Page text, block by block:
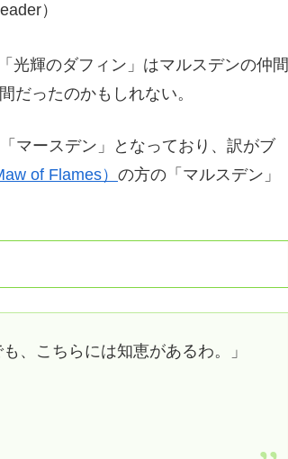
）
光輝のダフィン」はマルスデンの仲間
だったのかもしれない。
マースデン」となっており、訳がブ
of Flames） の方の「マルスデン」
、こちらには知恵があるわ。」